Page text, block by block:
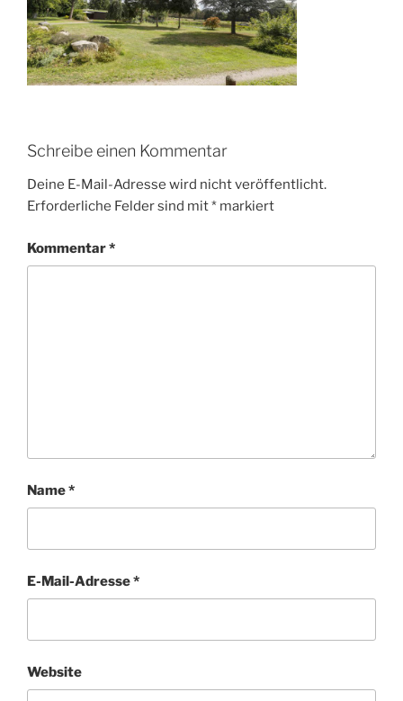
Schreibe einen Kommentar
Deine E-Mail-Adresse wird nicht veröffentlicht.
Erforderliche Felder sind mit* markiert
Kommentar*
Name*
E-Mail-Adresse*
Website